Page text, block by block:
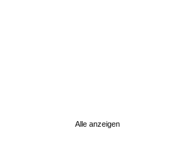
Alle anzeigen